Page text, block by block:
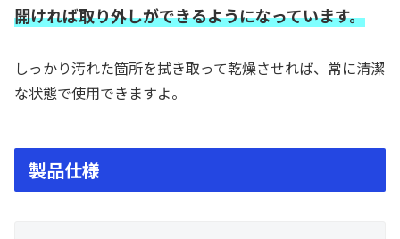
開ければ取り外しができるようになっています。
しっかり汚れた箇所を拭き取って乾燥させれば、常に清潔
な状態で使用できますよ。
製品仕様